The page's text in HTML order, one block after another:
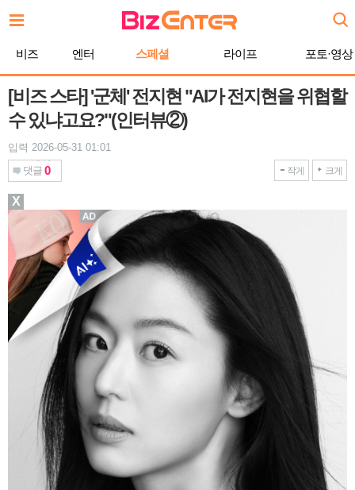
문
기
비즈 엔터 스페셜 라이프 포토·영상
[비즈 스타] '군체' 전지현 "AI가 전지현을 위협할
수 있냐고요?"(인터뷰②)
입력 2026-05-31 01:01
댓글 0 작게 크게
X